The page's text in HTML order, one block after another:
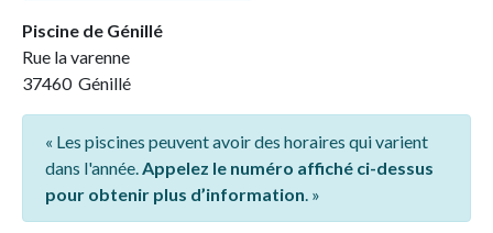
Piscine de Génillé
Rue la varenne
37460 Génillé
« Les piscines peuvent avoir des horaires qui varient
dans l'année.Appelez le numéro affiché ci-dessus
pour obtenir plus d’information. »